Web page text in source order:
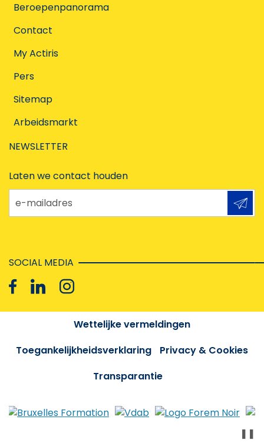
Beroepenpanorama
Contact
My Actiris
Pers
Sitemap
Arbeidsmarkt
NEWSLETTER
Laten we contact houden
e-mailadres
SOCIAL MEDIA
Wettelijke vermeldingen
Toegankelijkheidsverklaring
Privacy & Cookies
Transparantie
❚❚